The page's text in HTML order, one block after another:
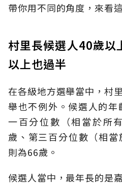
帶你用不同的角度，來看
村里長候選人40歲以
以上也過半
在各級地方選舉當中，村
舉也不例外。候選人的
一百分位數（相當於所
歲、第三百分位數（相當
則為66歲。
候選人當中，最年長的是